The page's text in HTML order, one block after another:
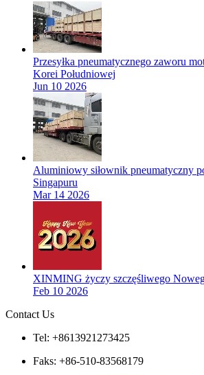
Przesyłka pneumatycznego zaworu
Korei Południowej
Jun 10 2026
Aluminiowy siłownik pneumatyczny
Singapuru
Mar 14 2026
XINMING życzy szczęśliwego
Feb 10 2026
Contact Us
Tel: +8613921273425
Faks: +86-510-83568179